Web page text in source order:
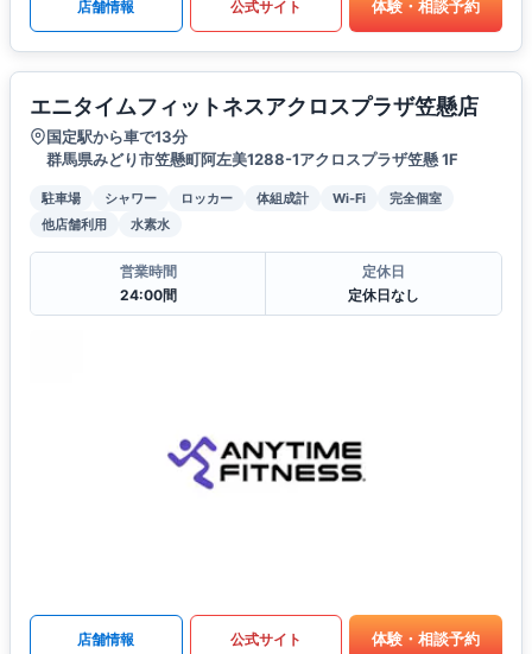
店舗情報 公式サイト 体験・相談予約
エニタイムフィットネスアクロスプラザ笠懸店
国定駅から車で13分
群馬県みどり市笠懸町阿左美1288-1アクロスプラザ笠懸 1F
駐車場 シャワー ロッカー 体組成計 Wi-Fi
完全個室
他店舗利用
水素水
営業時間
24:00間
定休日
定休日なし
店舗情報 公式サイト 体験・相談予約